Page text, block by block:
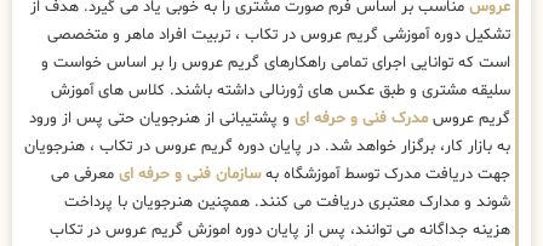
عروس مناسب بر اساس فرم صورت مشتری را به خوبی یاد می گیرد. هدف از
تشکیل دوره آموزشی گریم عروس در تکاب ، تربیت افراد ماهر و متخصصی
است که توانایی اجرای تمامی راهکارهای گریم عروس را بر اساس خواست و
سلیقه مشتری و طبق عکس های ژورنالی داشته باشند. کلاس های آموزش
گریم عروس مدرک فنی و حرفه ای و پشتیبانی از هنرجویان حتی پس از ورود
به بازار کار، برگزار خواهد شد. در پایان دوره گریم عروس در تکاب ، هنرجویان
جهت دریافت مدرک توسط آموزشگاه بهسازمان فنی و حرفه ای معرفی می
شوند و مدارک معتبری دریافت می کنند. همچنین هنرجویان با پرداخت
هزینه جداگانه می توانند، پس از پایان دوره اموزش گریم عروس در تکاب